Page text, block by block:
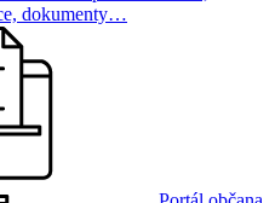
dokumenty…